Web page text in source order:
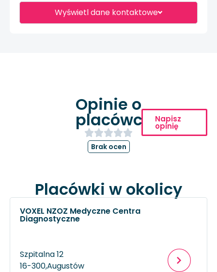
Wyświetl dane kontaktowe
Opinie o
placówce
Brak ocen
Napisz
opinię
Placówki w okolicy
VOXEL NZOZ Medyczne Centra
Diagnostyczne
Szpitalna 12
16-300,Augustów